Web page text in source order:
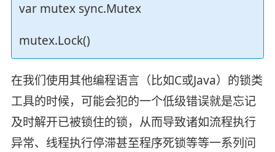
var mutex sync.Mutex
mutex.Lock()
在我们使用其他编程语言（比如C或Java）的锁类
工具的时候，可能会犯的一个低级错误就是忘记
及时解开已被锁住的锁，从而导致诸如流程执行
异常、线程执行停滞甚至程序死锁等等一系列问